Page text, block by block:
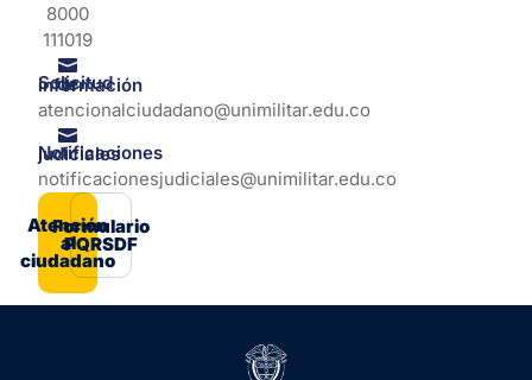
8000
111019
Solicitud de información
atencionalciudadano@unimilitar.edu.co
Notificaciones judiciales
notificacionesjudiciales@unimilitar.edu.co
Atención
al
ciudadano
Formulario
PQRSDF